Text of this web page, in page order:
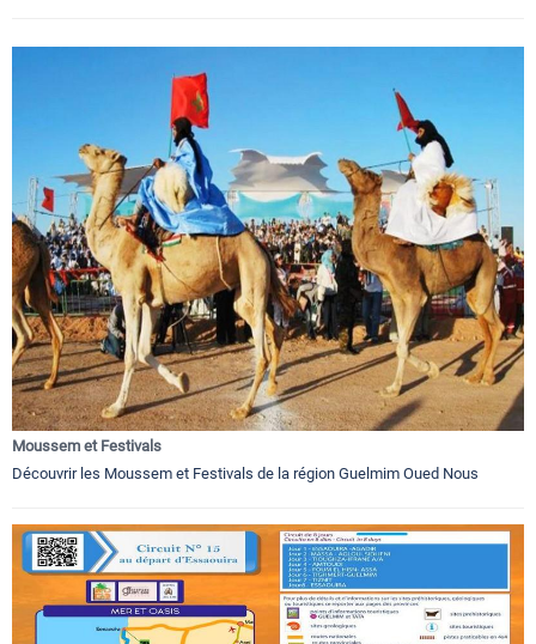
Moussem et Festivals
Découvrir les Moussem et Festivals de la région Guelmim Oued Nous